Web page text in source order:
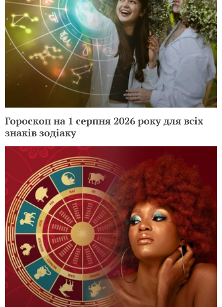
Гороскоп на 1 серпня 2026 року для всіх
знаків зодіаку